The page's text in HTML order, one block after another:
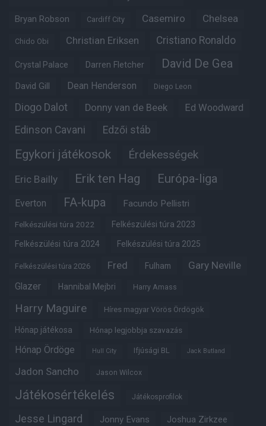
Bryan Robson Cardiff City Casemiro Chelsea
Chido Obi Christian Eriksen Cristiano Ronaldo
Crystal Palace Darren Fletcher David De Gea
David Gill Dean Henderson Diego Leon
Diogo Dalot Donny van de Beek Ed Woodward
Edinson Cavani Edzői stáb
Egykori játékosok Érdekességek
Eric Bailly Erik ten Hag Európa-liga
Everton FA-kupa Facundo Pellistri
Felkészülési túra 2022 Felkészülési túra 2023
Felkészülési túra 2024 Felkészülési túra 2025
Felkészülési túra 2026 Fred Fulham Gary Neville
Glazer Hannibal Mejbri Harry Amass
Harry Maguire Híres magyar Vörös Ördögök
Hónap játékosa Hónap legjobbja szavazás
Hónap Ördöge Hull City Ifjúsági BL Jack Butland
Jadon Sancho Jason Wilcox
Játékosértékelés Játékosprofilok
Jesse Lingard Jonny Evans Joshua Zirkzee